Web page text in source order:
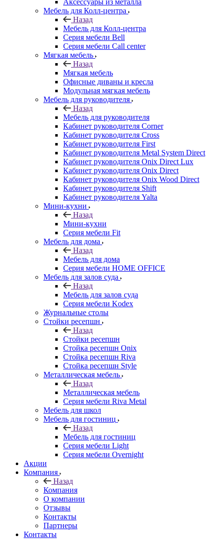
Аксессуары из металла
Мебель для Колл-центра
Назад
Мебель для Колл-центра
Серия мебели Bell
Серия мебели Call center
Мягкая мебель
Назад
Мягкая мебель
Офисные диваны и кресла
Модульная мягкая мебель
Мебель для руководителя
Назад
Мебель для руководителя
Кабинет руководителя Corner
Кабинет руководителя Cross
Кабинет руководителя First
Кабинет руководителя Metal System Direct
Кабинет руководителя Onix Direct Lux
Кабинет руководителя Onix Direct
Кабинет руководителя Onix Wood Direct
Кабинет руководителя Shift
Кабинет руководителя Yalta
Мини-кухни
Назад
Мини-кухни
Серия мебели Fit
Мебель для дома
Назад
Мебель для дома
Серия мебели HOME OFFICE
Мебель для залов суда
Назад
Мебель для залов суда
Серия мебели Kodex
Журнальные столы
Стойки ресепшн
Назад
Стойки ресепшн
Стойка ресепшн Onix
Стойка ресепшн Riva
Стойка ресепшн Style
Металлическая мебель
Назад
Металлическая мебель
Серия мебели Riva Metal
Мебель для школ
Мебель для гостиниц
Назад
Мебель для гостиниц
Серия мебели Light
Серия мебели Overnight
Акции
Компания
Назад
Компания
О компании
Отзывы
Контакты
Партнеры
Контакты